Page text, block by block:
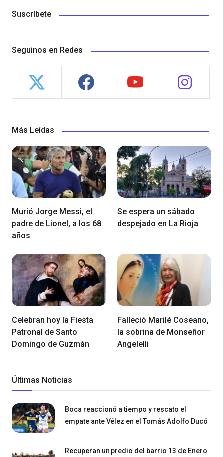
Suscríbete
Seguinos en Redes
Más Leídas
Murió Jorge Messi, el
padre de Lionel, a los 68
años
Se espera un sábado
despejado en La Rioja
Celebran hoy la Fiesta
Patronal de Santo
Domingo de Guzmán
Falleció Marilé Coseano,
la sobrina de Monseñor
Angelelli
Últimas Noticias
Boca reaccionó a tiempo y rescato el
empate ante Vélez en el Tomás Adolfo Ducó
Recuperan un predio del barrio 13 de Enero